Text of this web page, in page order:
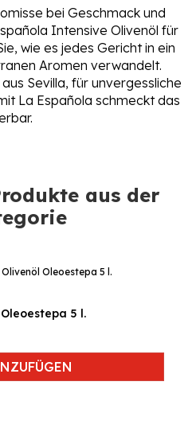
bei Geschmack und
Intensive Olivenöl für
wie es jedes Gericht in ein
Aromen verwandelt.
Sevilla, für unvergessliche
La Española schmeckt das
aus der
5 l.